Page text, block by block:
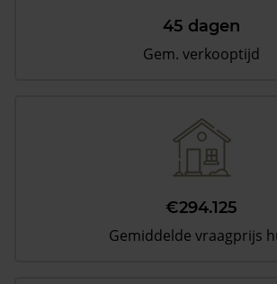
45 dagen
Gem. verkooptijd
€294.125
Gemiddelde vraagprijs